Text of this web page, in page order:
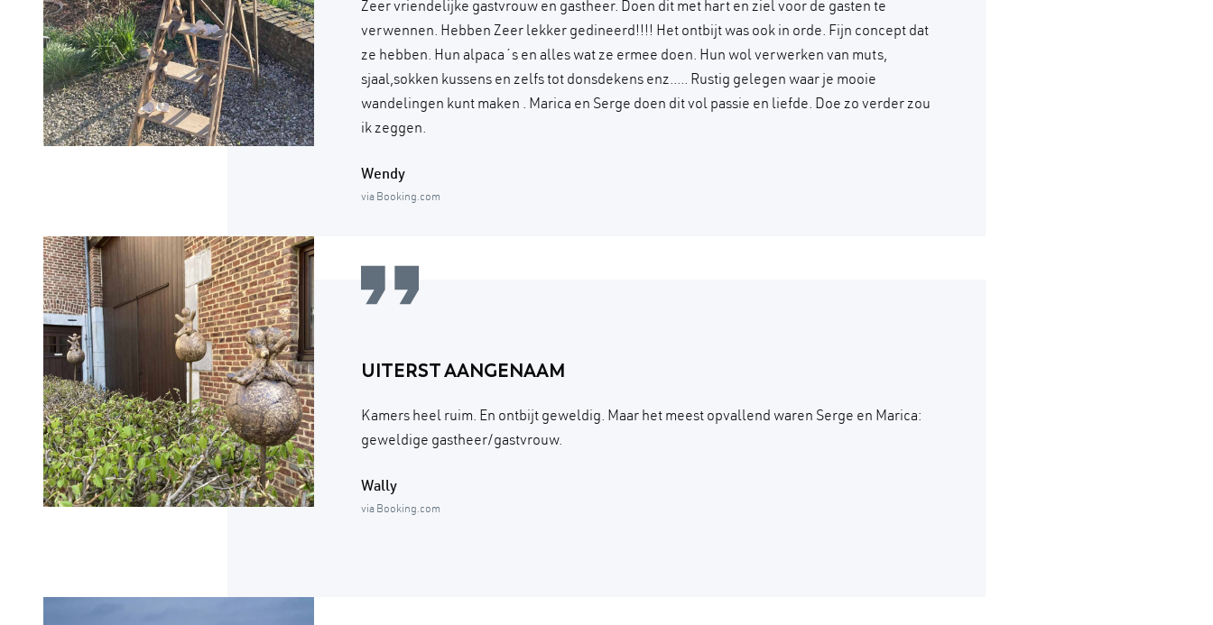
Zeer vriendelijke gastvrouw en gastheer. Doen dit met hart en ziel voor de gasten te
verwennen. Hebben Zeer lekker gedineerd!!!! Het ontbijt was ook in orde. Fijn concept dat
ze hebben. Hun alpaca´s en alles wat ze ermee doen. Hun wol verwerken van muts,
sjaal,sokken kussens en zelfs tot donsdekens enz..... Rustig gelegen waar je mooie
wandelingen kunt maken . Marica en Serge doen dit vol passie en liefde. Doe zo verder zou
ik zeggen.
Wendy
via Booking.com
UITERST AANGENAAM
Kamers heel ruim. En ontbijt geweldig. Maar het meest opvallend waren Serge en Marica:
geweldige gastheer/gastvrouw.
Wally
via Booking.com